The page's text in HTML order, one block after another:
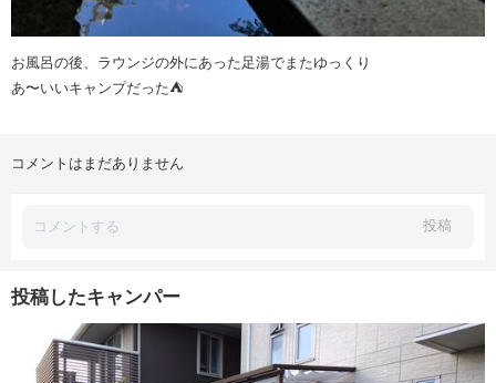
お風呂の後、ラウンジの外にあった足湯でまたゆっくり
あ〜いいキャンプだった⛺️
コメントはまだありません
投稿
投稿したキャンパー